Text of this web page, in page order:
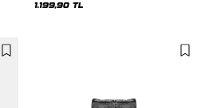
1.199,90 TL